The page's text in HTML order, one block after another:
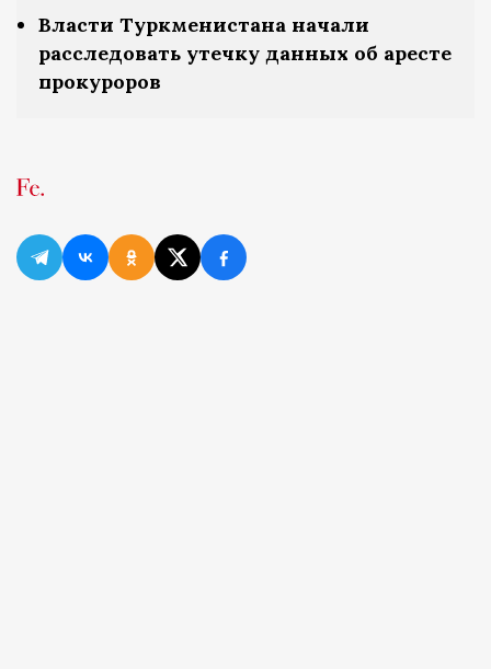
Власти Туркменистана начали
расследовать утечку данных об аресте
прокуроров